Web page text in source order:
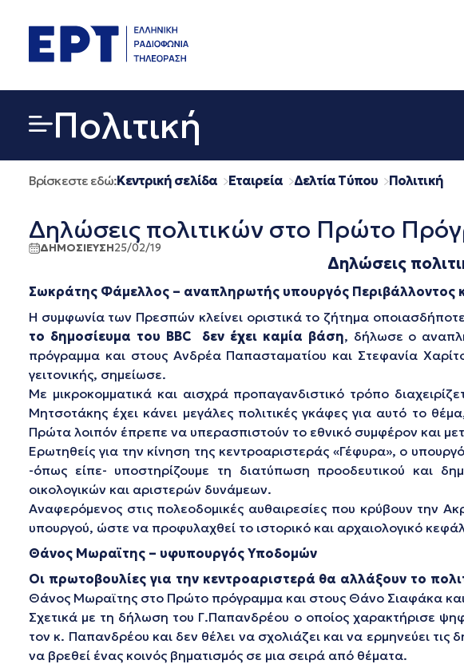
περιεχόμενο
Πολιτική
Βρίσκεστε εδώ:Κεντρική σελίδα Εταιρεία Δελτία Τύπου Πολιτική
Δηλώσεις πολιτικών στο Πρώτο
ΔΗΜΟΣΙΕΥΣΗ25/02/19
Δηλώσεις
Σωκράτης Φάμελλος – αναπληρωτής υπουργός Περιβάλλοντος
Η συμφωνία των Πρεσπών κλείνει οριστικά το ζήτημα
το δημοσίευμα του BBC δεν έχει καμία βάση, δήλωσε ο
πρόγραμμα και στους Ανδρέα Παπασταματίου και Στεφανία
γειτονικής, σημείωσε.
Με μικροκομματικά και αισχρά προπαγανδιστικό τρόπο
Μητσοτάκης έχει κάνει μεγάλες πολιτικές γκάφες για αυτό το
Πρώτα λοιπόν έπρεπε να υπερασπιστούν το εθνικό συμφέρον και
Ερωτηθείς για την κίνηση της κεντροαριστεράς «Γέφυρα», ο
-όπως είπε- υποστηρίζουμε τη διατύπωση προοδευτικού και
οικολογικών και αριστερών δυνάμεων.
Αναφερόμενος στις πολεοδομικές αυθαιρεσίες που κρύβουν την
υπουργού, ώστε να προφυλαχθεί το ιστορικό και αρχαιολογικό
Θάνος Μωραϊτης – υφυπουργός Υποδομών
Οι πρωτοβουλίες για την κεντροαριστερά θα αλλάξουν το
Θάνος Μωραϊτης στο Πρώτο πρόγραμμα και στους Θάνο Σιαφάκα
Σχετικά με τη δήλωση του Γ.Παπανδρέου ο οποίος χαρακτήρισε
τον κ. Παπανδρέου και δεν θέλει να σχολιάζει και να ερμηνεύει
να βρεθεί ένας κοινός βηματισμός σε μια σειρά από θέματα.